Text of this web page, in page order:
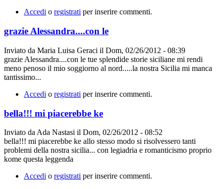
Accedi o registrati per inserire commenti.
grazie Alessandra....con le
Inviato da Maria Luisa Geraci il Dom, 02/26/2012 - 08:39
grazie Alessandra....con le tue splendide storie siciliane mi rendi
meno penoso il mio soggiorno al nord.....la nostra Sicilia mi manca
tantissimo...
Accedi o registrati per inserire commenti.
bella!!! mi piacerebbe ke
Inviato da Ada Nastasi il Dom, 02/26/2012 - 08:52
bella!!! mi piacerebbe ke allo stesso modo si risolvessero tanti
problemi della nostra sicilia... con legiadria e romanticismo proprio
kome questa leggenda
Accedi o registrati per inserire commenti.